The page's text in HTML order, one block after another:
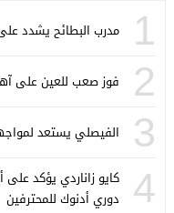
1 مدرب البطائح يشدد
2 فوز صعب للعين على
3 الفيصلي يستعد
4
كايو زاناردي يؤكد
دوري أدنوك للمحترفين